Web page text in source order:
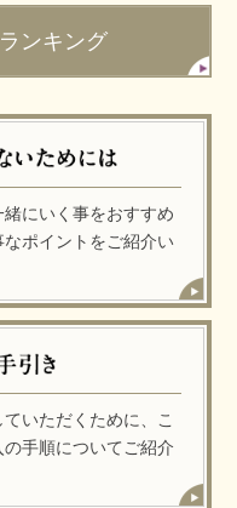
ンキング
にいく事をおすすめ
ポイントをご紹介い
いただくために、こ
手順についてご紹介